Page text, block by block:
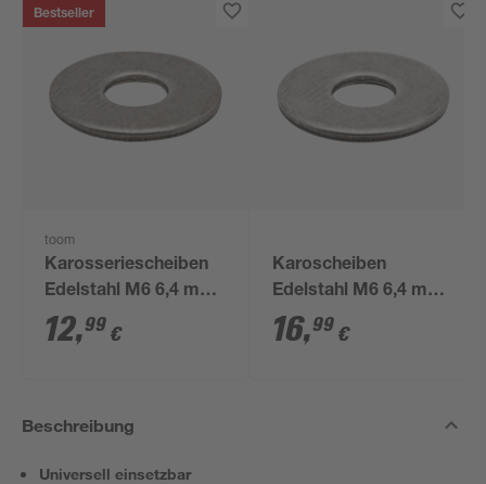
Bestseller
toom
Karosseriescheiben
Edelstahl M6 6,4 mm,
100 Stück
12,99 €
Karoscheiben
Edelstahl M6 6,4 mm
100 Stück
16,99 €
Beschreibung
Universell einsetzbar